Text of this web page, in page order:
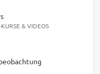
& VIDEOS